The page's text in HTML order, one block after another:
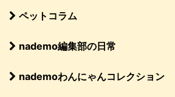
ペットコラム
nademo編集部の日常
nademoわんにゃんコレクション